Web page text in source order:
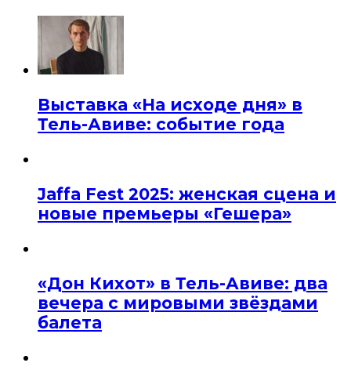
Выставка «На исходе дня» в
Тель-Авиве: событие года
Jaffa Fest 2025: женская сцена и
новые премьеры «Гешера»
«Дон Кихот» в Тель-Авиве: два
вечера с мировыми звёздами
балета